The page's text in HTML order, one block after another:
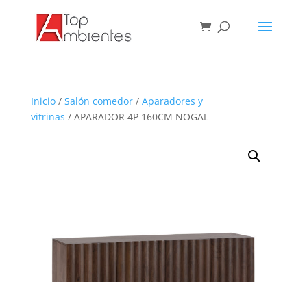
Inicio/ Salón comedor/ Aparadores y
vitrinas / APARADOR 4P 160CM NOGAL